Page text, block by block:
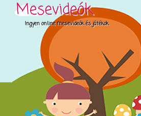
Mesevideók
Ingyen online mesevideók és játékok